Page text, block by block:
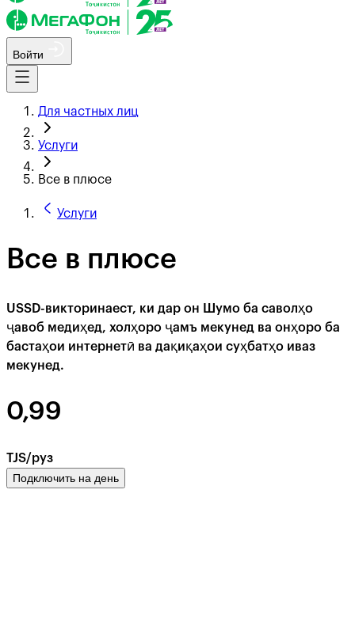
Войти
Для частных лиц
Услуги
Все в плюсе
Услуги
Все в плюсе
USSD-викторинаест, ки дар он Шумо ба саволҳо
ҷавоб медиҳед, холҳоро ҷамъ мекунед ва онҳоро ба
бастаҳои интернетӣ ва дақиқаҳои суҳбатҳо иваз
мекунед.
0,99
TJS/руз
Подключить на день